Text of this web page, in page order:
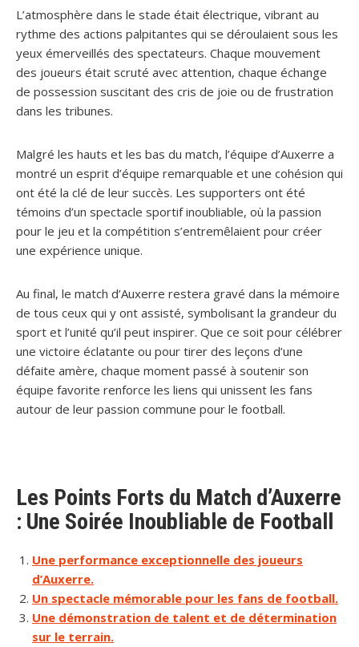
L’atmosphère dans le stade était électrique, vibrant au
rythme des actions palpitantes qui se déroulaient sous les
yeux émerveillés des spectateurs. Chaque mouvement
des joueurs était scruté avec attention, chaque échange
de possession suscitant des cris de joie ou de frustration
dans les tribunes.
Malgré les hauts et les bas du match, l’équipe d’Auxerre a
montré un esprit d’équipe remarquable et une cohésion qui
ont été la clé de leur succès. Les supporters ont été
témoins d’un spectacle sportif inoubliable, où la passion
pour le jeu et la compétition s’entremêlaient pour créer
une expérience unique.
Au final, le match d’Auxerre restera gravé dans la mémoire
de tous ceux qui y ont assisté, symbolisant la grandeur du
sport et l’unité qu’il peut inspirer. Que ce soit pour célébrer
une victoire éclatante ou pour tirer des leçons d’une
défaite amère, chaque moment passé à soutenir son
équipe favorite renforce les liens qui unissent les fans
autour de leur passion commune pour le football.
Les Points Forts du Match d’Auxerre
: Une Soirée Inoubliable de Football
Une performance exceptionnelle des joueurs
d’Auxerre.
Un spectacle mémorable pour les fans de football.
Une démonstration de talent et de détermination
sur le terrain.